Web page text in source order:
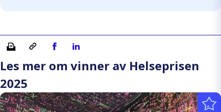
Skriv ut Kopiera länkDel på Facebook
Del på Linkedin
Les mer om vinner av Helseprisen
2025